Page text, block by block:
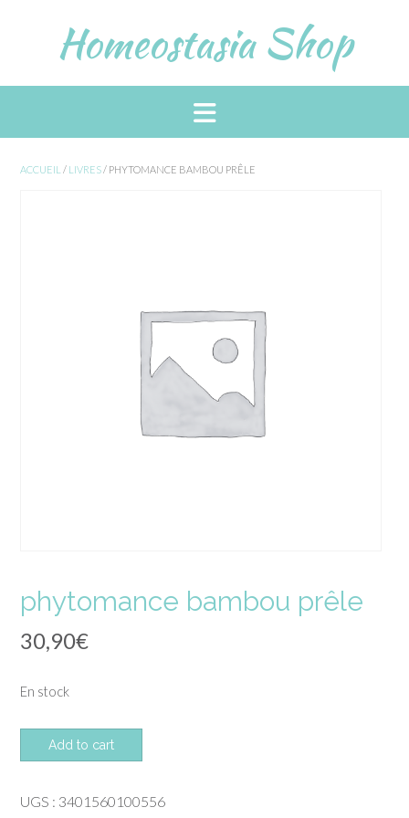
Homeostasia Shop
ACCUEIL / LIVRES/ PHYTOMANCE BAMBOU PRÊLE
phytomance bambou prêle
30,90€
En stock
quantité
de
bambou
Add to cart
UGS : 3401560100556